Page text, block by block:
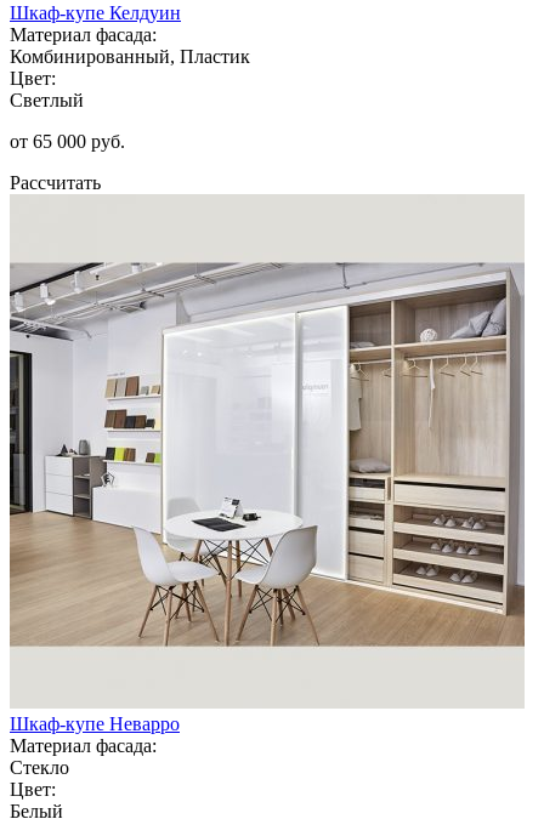
Шкаф-купе Келдуин
Материал фасада:
Комбинированный, Пластик
Цвет:
Светлый
от 65 000 руб.
Рассчитать
Шкаф-купе Неварро
Материал фасада:
Стекло
Цвет:
Белый